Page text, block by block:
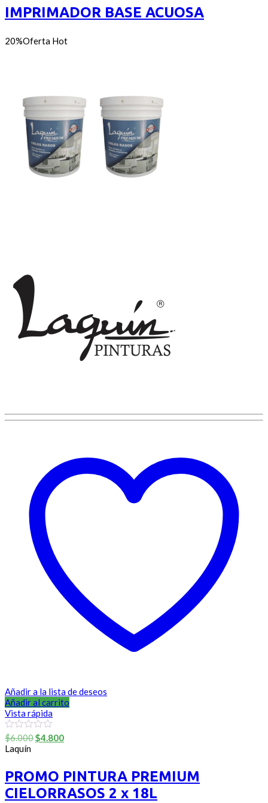
desde
$511
$10.497
IMPRIMADOR BASE ACUOSA
20%Oferta Hot
Añadir a la lista de deseos
Añadir al carrito
Vista rápida
0
out
of
$6.000El
era:
$6.000.
$4.800El
es:
$4.800.
Laquín
PROMO PINTURA PREMIUM
CIELORRASOS 2 x 18L